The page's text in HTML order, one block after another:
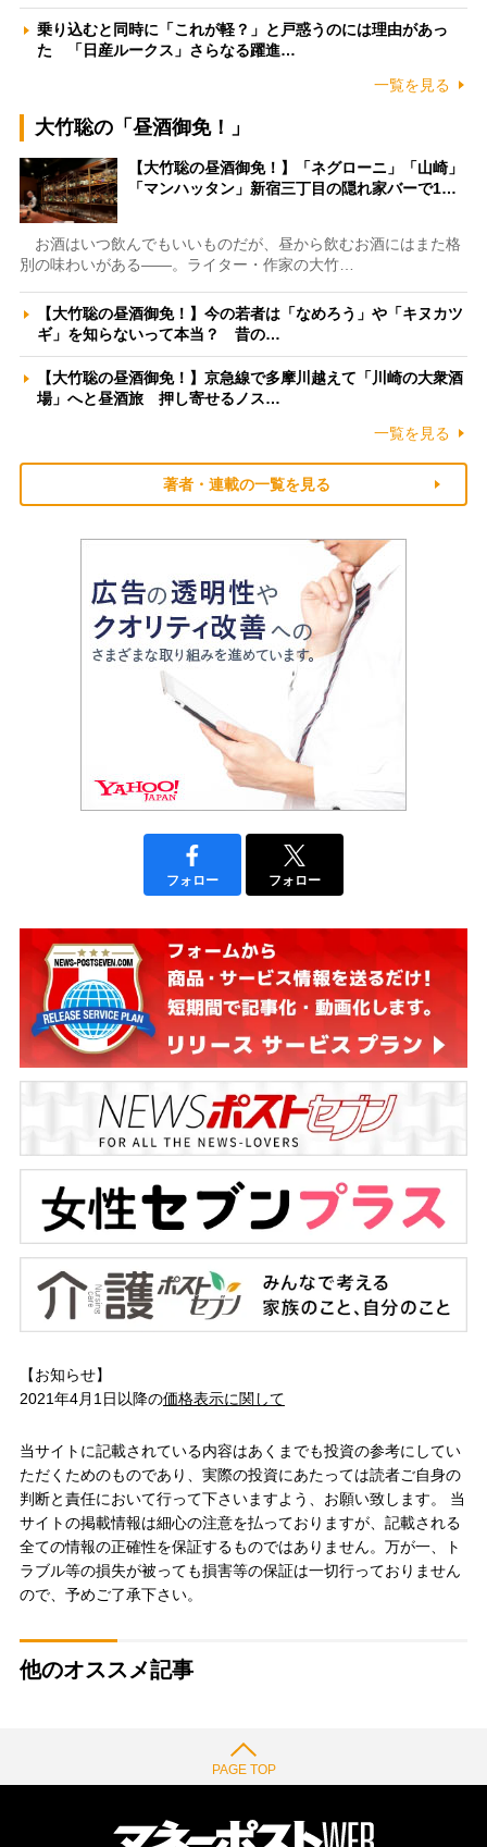
乗り込むと同時に「これが軽？」と戸惑うのには理由があっ
た 「日産ルークス」さらなる躍進…
一覧を見る
大竹聡の「昼酒御免！」
【大竹聡の昼酒御免！】「ネグローニ」「山崎」
「マンハッタン」新宿三丁目の隠れ家バーで1…
お酒はいつ飲んでもいいものだが、昼から飲むお酒にはまた格
別の味わいがある――。ライター・作家の大竹…
【大竹聡の昼酒御免！】今の若者は「なめろう」や「キヌカツ
ギ」を知らないって本当？ 昔の…
【大竹聡の昼酒御免！】京急線で多摩川越えて「川崎の大衆酒
場」へと昼酒旅 押し寄せるノス…
一覧を見る
著者・連載の一覧を見る
フォロー フォロー
【お知らせ】
2021年4月1日以降の価格表示に関して
当サイトに記載されている内容はあくまでも投資の参考にしてい
ただくためのものであり、実際の投資にあたっては読者ご自身の
判断と責任において行って下さいますよう、お願い致します。 当
サイトの掲載情報は細心の注意を払っておりますが、記載される
全ての情報の正確性を保証するものではありません。万が一、ト
ラブル等の損失が被っても損害等の保証は一切行っておりません
ので、予めご了承下さい。
他のオススメ記事
PAGE TOP